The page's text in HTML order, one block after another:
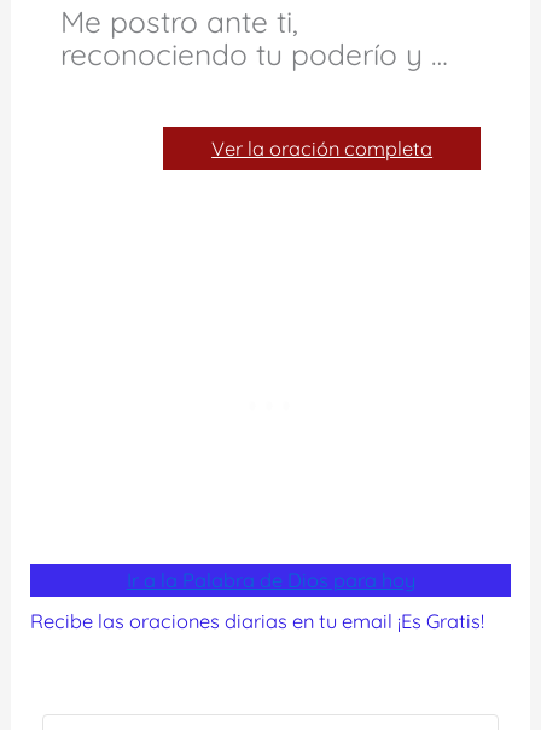
Me postro ante ti,
reconociendo tu poderío y …
Ver la oración completa
Ir a la Palabra de Dios para hoy
Recibe las oraciones diarias en tu email ¡Es Gratis!